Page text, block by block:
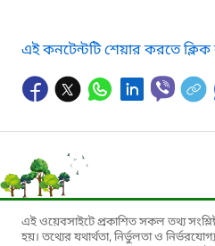
এই কনটেন্টটি শেয়ার করতে
এই ওয়েবসাইটে প্রকাশিত সকল তথ্য
হয়। তথ্যের যথার্থতা, নির্ভুলতা ও